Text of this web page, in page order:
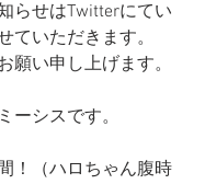
らせはTwitterにてい
ていただきます。
願い申し上げます。
ーシスです。
！（ハロちゃん腹時